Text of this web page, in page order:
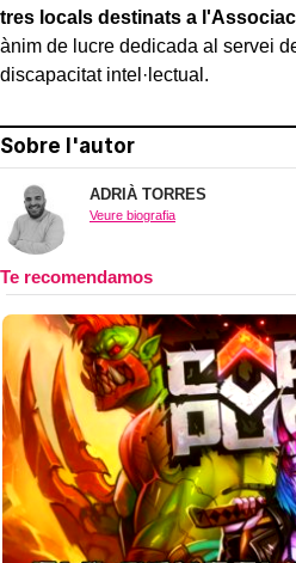
tres locals destinats a
ànim de lucre dedicada al servei
discapacitat intel·lectual.
Sobre l'autor
ADRIÀ TORRES
Veure biografia